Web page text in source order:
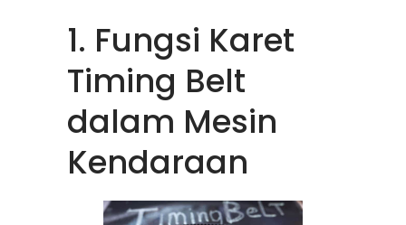
1. Fungsi Karet
Timing Belt
dalam Mesin
Kendaraan